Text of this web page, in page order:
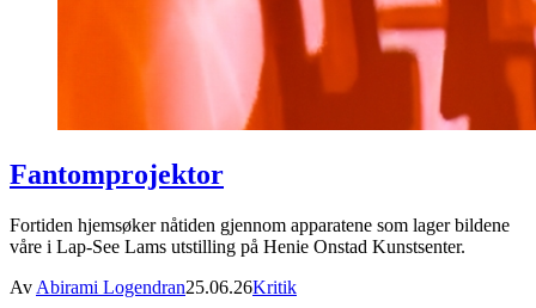
Fantomprojektor
Fortiden hjemsøker nåtiden gjennom apparatene som lager bildene
våre i Lap-See Lams utstilling på Henie Onstad Kunstsenter.
Av Abirami Logendran25.06.26Kritik